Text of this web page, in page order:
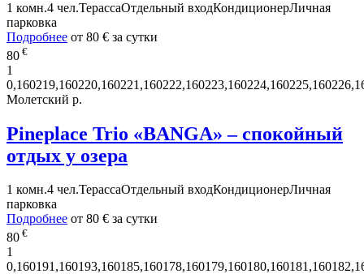
1 комн.4 чел.ТерассаОтдельный входКондиционерЛичная
парковка
Подробнее от 80 € за сутки
80 €
1
Молетский р.
Pineplace Trio «BANGA» – спокойный
отдых у озера
1 комн.4 чел.ТерассаОтдельный входКондиционерЛичная
парковка
Подробнее от 80 € за сутки
80 €
1